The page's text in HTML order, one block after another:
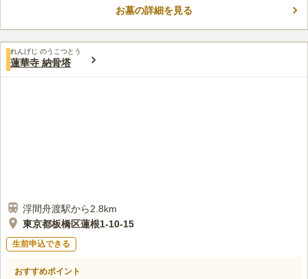
いです。足元に不安のある方も安心してお参りすることができま
口コミ評価
この霊園はまだ誰からも評価されていません。
お墓の詳細を見る
れんげじ のうこつとう
蓮華寺 納骨塔
浮間舟渡駅から2.8km
東京都板橋区蓮根1-10-15
生前申込できる
おすすめポイント